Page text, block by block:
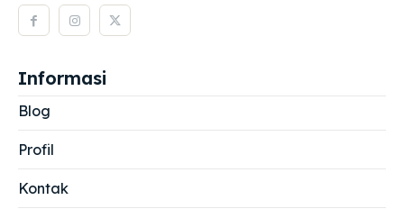
Informasi
Blog
Profil
Kontak